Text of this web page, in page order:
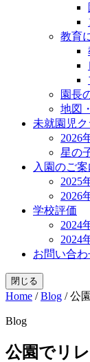
教育
園長
地図
未就園児ク
2026
星の
入園のご案
2025
2026
学校評価
2024
2024
お問い合わ
閉じる
Home /Blog /公
Blog
公園でリ